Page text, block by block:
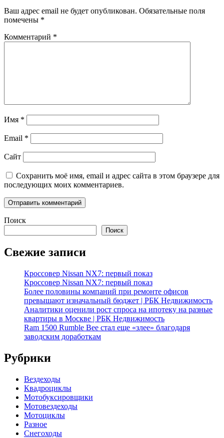
Ваш адрес email не будет опубликован. Обязательные поля
помечены *
Комментарий *
Имя *
Email *
Сайт
Сохранить моё имя, email и адрес сайта в этом браузере для
последующих моих комментариев.
Поиск
Поиск
Свежие записи
Кроссовер Nissan NX7: первый показ
Кроссовер Nissan NX7: первый показ
Более половины компаний при ремонте офисов
превышают изначальный бюджет | РБК Недвижимость
Аналитики оценили рост спроса на ипотеку на разные
квартиры в Москве | РБК Недвижимость
Ram 1500 Rumble Bee стал еще «злее» благодаря
заводским доработкам
Рубрики
Вездеходы
Квадроциклы
Мотобуксировщики
Мотовездеходы
Мотоциклы
Разное
Снегоходы